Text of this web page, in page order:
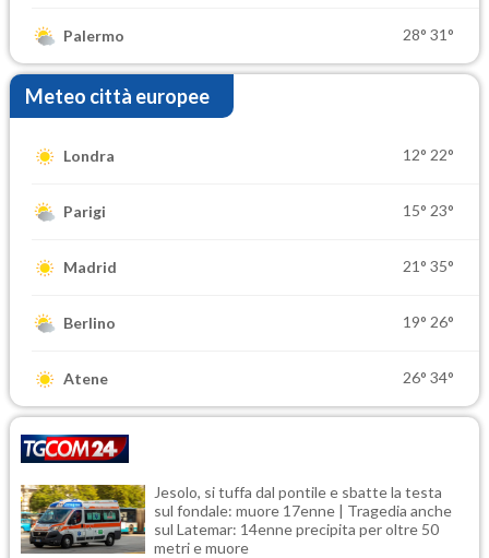
Palermo 28° 31°
Meteo città europee
Londra 12° 22°
Parigi 15° 23°
Madrid 21° 35°
Berlino 19° 26°
Atene 26° 34°
Jesolo, si tuffa dal pontile e sbatte la testa
sul fondale: muore 17enne | Tragedia anche
sul Latemar: 14enne precipita per oltre 50
metri e muore